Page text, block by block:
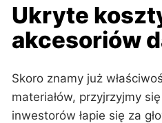
Ukryte
akcesoriów
Skoro znamy już
materiałów, przyjrzyjmy
inwestorów łapie się za